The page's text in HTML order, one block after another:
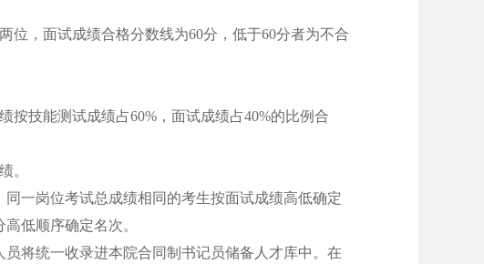
，面试成绩合格分数线为60分，低于60分者为不合
技能测试成绩占60%，面试成绩占40%的比例合
。
一岗位考试总成绩相同的考生按面试成绩高低确定
低顺序确定名次。
将统一收录进本院合同制书记员储备人才库中。在